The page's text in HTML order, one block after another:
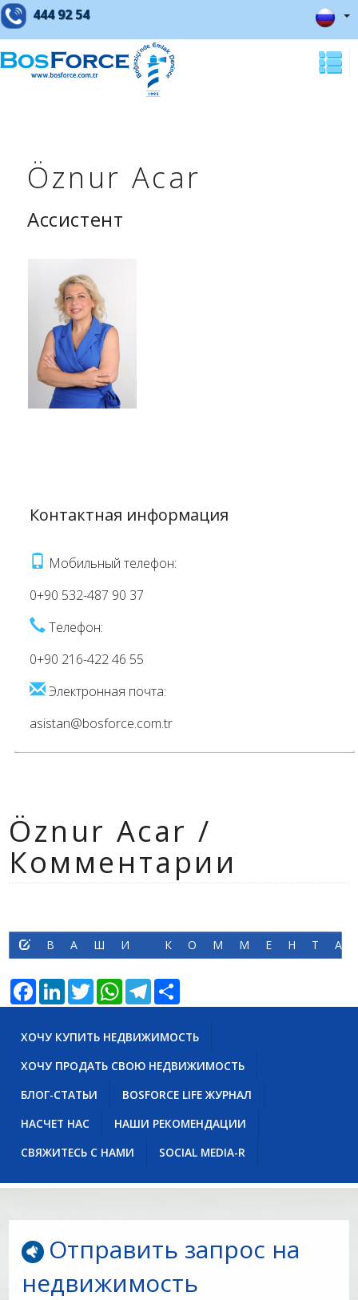
444 92 54
Öznur Acar
Ассистент
Контактная информация
Мобильный телефон:
0+90 532-487 90 37
Телефон:
0+90 216-422 46 55
Электронная почта:
asistan@bosforce.com.tr
Öznur Acar /
Комментарии
ВАШИ
ХОЧУ КУПИТЬ НЕДВИЖИМОСТЬ
ХОЧУ ПРОДАТЬ СВОЮ НЕДВИЖИМОСТЬ
БЛОГ-СТАТЬИ
BOSFORCE LIFE ЖУРНАЛ
НАСЧЕТ НАС
НАШИ РЕКОМЕНДАЦИИ
СВЯЖИТЕСЬ С НАМИ
SOCIAL MEDIA-R
Отправить запрос на
недвижимость
FacebookLinkedInTwitter WhatsAppTelegram